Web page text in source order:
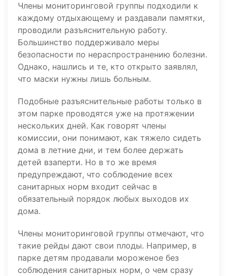
Члены мониторинговой группы подходили к
каждому отдыхающему и раздавали памятки,
проводили разъяснительную работу.
Большинство поддерживало меры
безопасности по нераспространению болезни.
Однако, нашлись и те, кто открыто заявлял,
что маски нужны лишь больным.
Подобные разъяснительные работы только в
этом парке проводятся уже на протяжении
нескольких дней. Как говорят члены
комиссии, они понимают, как тяжело сидеть
дома в летние дни, и тем более держать
детей взаперти. Но в то же время
предупреждают, что соблюдение всех
санитарных норм входит сейчас в
обязательный порядок любых выходов их
дома.
Члены мониторинговой группы отмечают, что
такие рейды дают свои плоды. Например, в
парке детям продавали мороженое без
соблюдения санитарных норм, о чем сразу